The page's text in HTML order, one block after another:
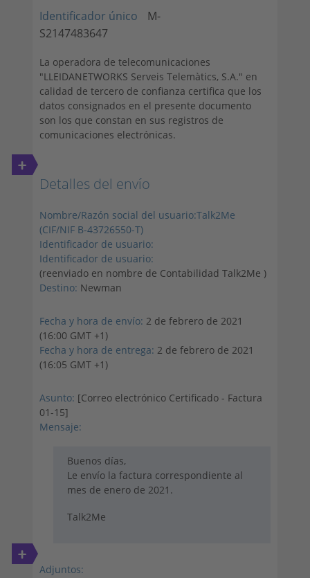
Identificador único
M-
S2147483647
La operadora de telecomunicaciones
"LLEIDANETWORKS Serveis Telemàtics, S.A." en
calidad de tercero de confianza certifica que los
datos consignados en el presente documento
son los que constan en sus registros de
comunicaciones electrónicas.
+
Detalles del envío
Nombre/Razón social del usuario:Talk2Me
(CIF/NIF B-43726550-T)
Identificador de usuario:
Identificador de usuario:
(reenviado en nombre de Contabilidad Talk2Me )
Destino: Newman
Fecha y hora de envío: 2 de febrero de 2021
(16:00 GMT +1)
Fecha y hora de entrega: 2 de febrero de 2021
(16:05 GMT +1)
Asunto: [Correo electrónico Certificado - Factura
01-15]
Mensaje:
Buenos días,
Le envío la factura correspondiente al
mes de enero de 2021.
Talk2Me
+
Adjuntos: